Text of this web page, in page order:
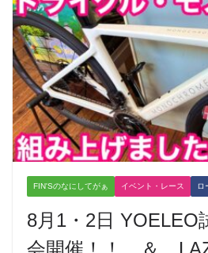
FIN'Sのなにしてがぁ イベント・レース ロ
8月1・2日 YOELEO
会開催！！ ＆